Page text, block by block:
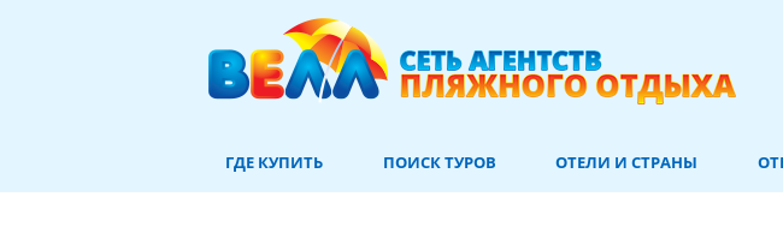
ГДЕ КУПИТЬ ПОИСК ТУРОВ ОТЕЛИ И СТРАНЫ